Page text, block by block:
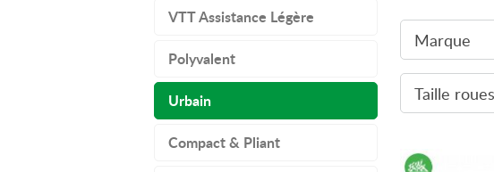
Marque
Taille roues
VTT Assistance Légère
Polyvalent
Urbain
Compact & Pliant